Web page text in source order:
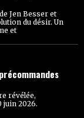
Jen Besser et
du désir. Un
et
révélée,
juin 2026.